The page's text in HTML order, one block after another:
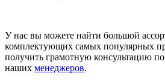
У нас вы можете найти большой
комплектующих самых популярных
получить грамотную консультацию
наших менеджеров.